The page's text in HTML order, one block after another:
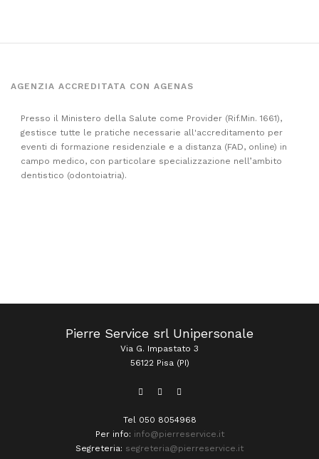
AGENZIA ACCREDITATA CON AGENAS
Presso il Ministero della Salute come Provider (Rif.Min. 1661),
gestisce tutte le pratiche necessarie all'accreditamento per
eventi di formazione residenziale e a distanza (FAD, online) in
campo medico, con particolare specializzazione nell’ambito
dentistico (odontoiatria).
Pierre Service srl Unipersonale
Via G. Impastato 3
56122 Pisa (PI)
Tel 050 8054968
Per info: info@pierreservice.it
Segreteria: segreteria@pierreservice.it